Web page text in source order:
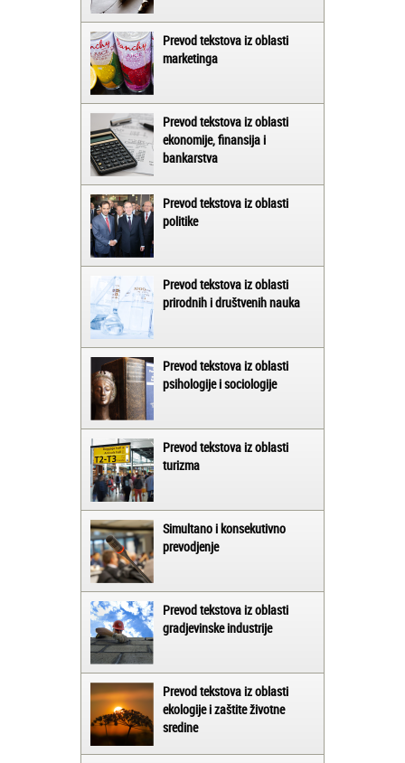
Prevod tekstova iz oblasti
marketinga
Prevod tekstova iz oblasti
ekonomije, finansija i
bankarstva
Prevod tekstova iz oblasti
politike
Prevod tekstova iz oblasti
prirodnih i društvenih nauka
Prevod tekstova iz oblasti
psihologije i sociologije
Prevod tekstova iz oblasti
turizma
Simultano i konsekutivno
prevodjenje
Prevod tekstova iz oblasti
gradjevinske industrije
Prevod tekstova iz oblasti
ekologije i zaštite životne
sredine